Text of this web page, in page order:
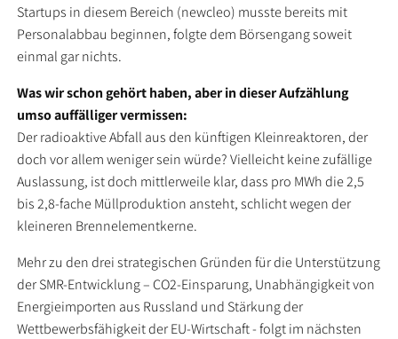
Startups in diesem Bereich (newcleo) musste bereits mit
Personalabbau beginnen, folgte dem Börsengang soweit
einmal gar nichts.
Was wir schon gehört haben, aber in dieser Aufzählung
umso auffälliger vermissen:
Der radioaktive Abfall aus den künftigen Kleinreaktoren, der
doch vor allem weniger sein würde? Vielleicht keine zufällige
Auslassung, ist doch mittlerweile klar, dass pro MWh die 2,5
bis 2,8-fache Müllproduktion ansteht, schlicht wegen der
kleineren Brennelementkerne.
Mehr zu den drei strategischen Gründen für die Unterstützung
der SMR-Entwicklung – CO2-Einsparung, Unabhängigkeit von
Energieimporten aus Russland und Stärkung der
Wettbewerbsfähigkeit der EU-Wirtschaft - folgt im nächsten